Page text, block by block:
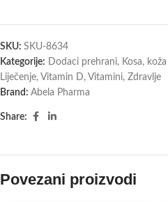
SKU: SKU-8634
Kategorije: Dodaci prehrani, Kosa,
Liječenje, Vitamin D, Vitamini, Zdravlje
Brand: Abela Pharma
Share:
Povezani proizvodi